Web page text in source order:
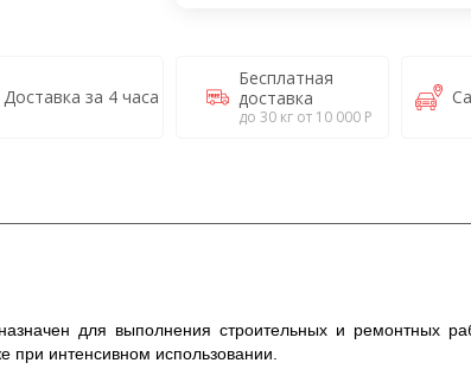
Доставка за 4 часа
Бесплатная
доставка
до 30 кг от 10 000 Р
для выполнения строительных и ремонтных
при интенсивном использовании.